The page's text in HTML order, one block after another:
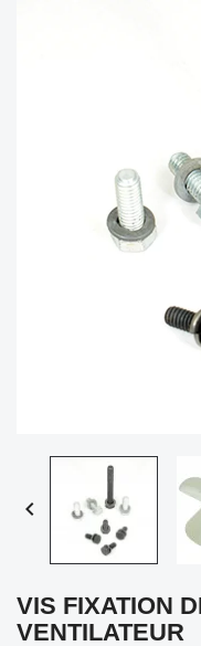

VIS FIXATION
VENTILATEUR